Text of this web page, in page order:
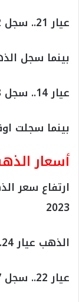
عيار 21.. سجل 547.82درهم مغربي
بينما سجل الذهب عيار 18..
عيار 14.. سجل 365.38درهم مغربي
بينما سجلت اوقية
أسعار
2023
الذهب عيار 24.. سجل 932981.35 ليرة لبنانية
عيار 22.. سجل 855232.27 ليرة لبنانية